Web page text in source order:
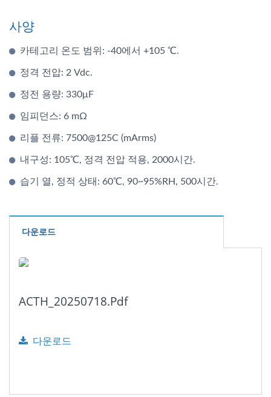
사양
카테고리 온도 범위: -40에서 +105 ℃.
정격 전압: 2 Vdc.
정전 용량: 330μF
임피던스: 6 mΩ
리플 전류: 7500@125C (mArms)
내구성: 105℃, 정격 전압 적용, 2000시간.
습기 열, 정적 상태: 60℃, 90~95%RH, 500시간.
다운로드
ACTH_20250718.pdf
다운로드